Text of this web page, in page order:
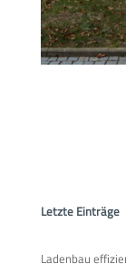
Letzte Einträge
Ladenbau